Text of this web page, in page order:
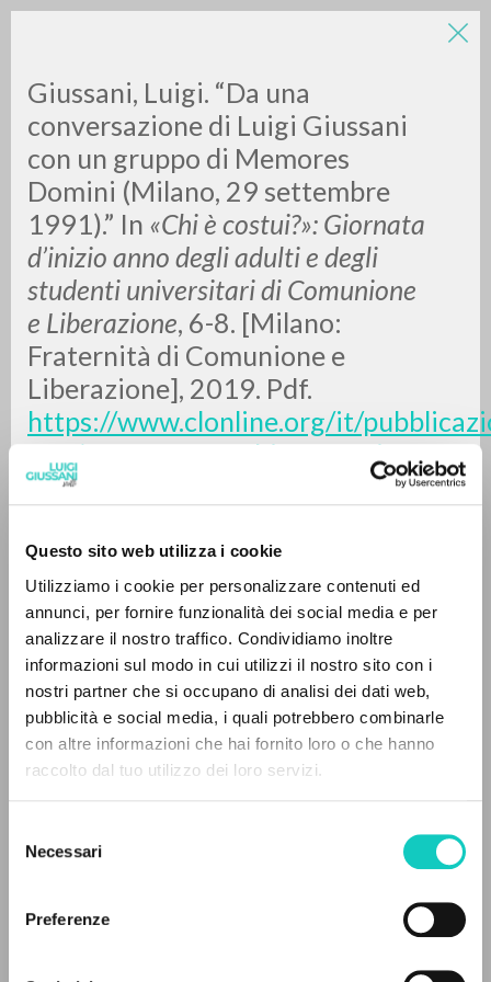
Questo sito web utilizza i cookie
Utilizziamo i cookie per personalizzare contenuti ed
annunci, per fornire funzionalità dei social media e per
analizzare il nostro traffico. Condividiamo inoltre
informazioni sul modo in cui utilizzi il nostro sito con i
nostri partner che si occupano di analisi dei dati web,
pubblicità e social media, i quali potrebbero combinarle
con altre informazioni che hai fornito loro o che hanno
raccolto dal tuo utilizzo dei loro servizi.
delNecessari
Preferenze
Giussani, Luigi. “Da una
conversazione di Luigi Giussani
con un gruppo di Memores
Domini (Milano, 29 settembre
1991).” In «Chi è costui?»: Giornata
d’inizio anno degli adulti e degli
studenti universitari di Comunione
e Liberazione, 6-8. [Milano:
Fraternità di Comunione e
Liberazione], 2019. Pdf.
https://www.clonline.org/it/
uno/2019-10-02-chi-e-costui-
giornata-inizio-anno-cl
. [Edizione
LUIGI
GIUSSANI
scritti
0DOCUMENTI TROVATI
RISULTATI SUCCESSIVI